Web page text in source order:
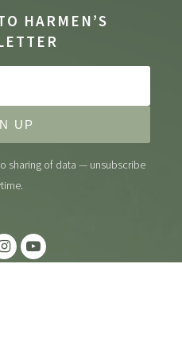
HARMEN’S
UP
sharing of data — unsubscribe